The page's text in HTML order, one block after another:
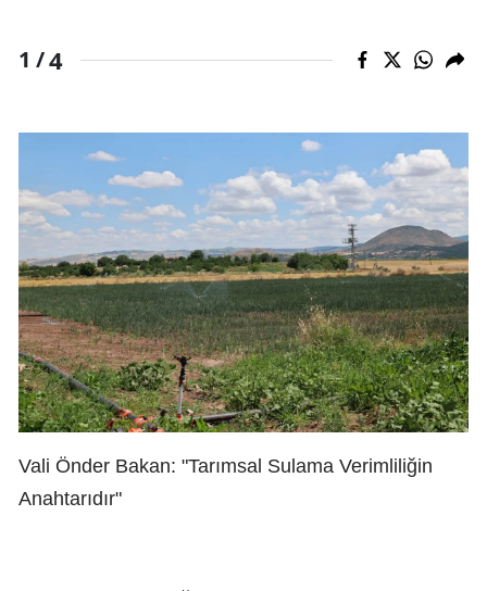
1 /4
Vali Önder Bakan: "Tarımsal Sulama Verimliliğin
Anahtarıdır"